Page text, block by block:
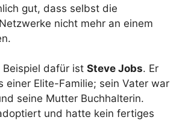
gut, dass selbst die
nicht mehr an einem
Beispiel dafür ist Steve Jobs. Er
einer Elite-Familie; sein Vater war
seine Mutter Buchhalterin.
und hatte kein fertiges